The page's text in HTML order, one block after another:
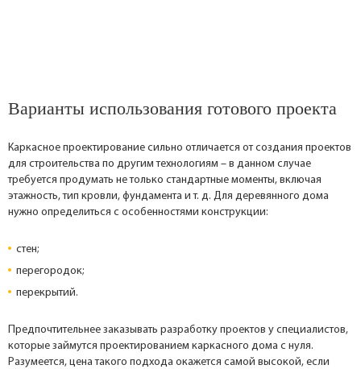
Варианты использования готового проекта
Каркасное проектирование сильно отличается от создания проектов
для строительства по другим технологиям – в данном случае
требуется продумать не только стандартные моменты, включая
этажность, тип кровли, фундамента и т. д. Для деревянного дома
нужно определиться с особенностями конструкции:
стен;
перегородок;
перекрытий.
Предпочтительнее заказывать разработку проектов у специалистов,
которые займутся проектированием каркасного дома с нуля.
Разумеется, цена такого подхода окажется самой высокой, если